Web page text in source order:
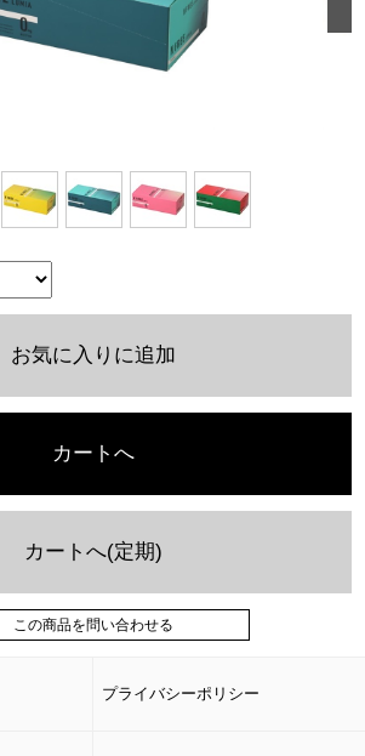
お気に入りに追加
カートへ
カートへ(定期)
この商品を問い合わせる
プライバシーポリシー